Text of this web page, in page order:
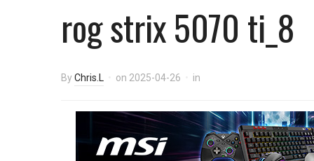
rog strix 5070 ti_8
ByChris.L on 2025-04-26 in